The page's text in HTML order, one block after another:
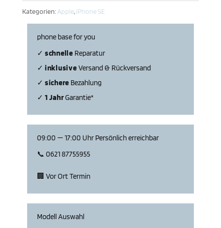
Kategorien: Apple,iPhone SE
phone base for you
✓ schnelle Repa­ratur
✓ inklu­sive Versand & Rückversand
✓ sichere Bezahlung
✓ 1 JahrGarantie*
09:00 — 17:00 Uhr Persön­lich erreichbar
📞 0621 87755955
🏢 Vor Ort Termin
Modell Auswahl